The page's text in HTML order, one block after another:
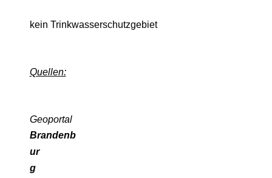
kein Trinkwasserschutzgebiet
Quellen:
Geoportal
Brandenb
ur
g